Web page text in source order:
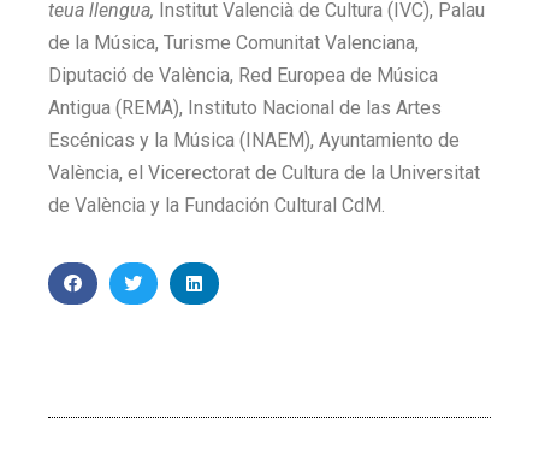
teua llengua, Institut Valencià de Cultura (IVC), Palau
de la Música, Turisme Comunitat Valenciana,
Diputació de València, Red Europea de Música
Antigua (REMA), Instituto Nacional de las Artes
Escénicas y la Música (INAEM), Ayuntamiento de
València, el Vicerectorat de Cultura de la Universitat
de València y la Fundación Cultural CdM.